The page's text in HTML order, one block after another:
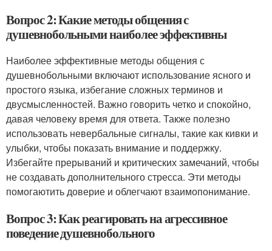
Вопрос 2: Какие методы общения с
душевнобольными наиболее эффективны
Наиболее эффективные методы общения с
душевнобольными включают использование ясного и
простого языка, избегание сложных терминов и
двусмысленностей. Важно говорить четко и спокойно,
давая человеку время для ответа. Также полезно
использовать невербальные сигналы, такие как кивки и
улыбки, чтобы показать внимание и поддержку.
Избегайте прерываний и критических замечаний, чтобы
не создавать дополнительного стресса. Эти методы
помогаютить доверие и облегчают взаимопонимание.
Вопрос 3: Как реагировать на агрессивное
поведение душевнобольного